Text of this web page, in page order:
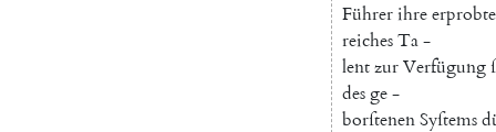
Führerihreerprobte
reichesTa-
lentzurVerfügung
desge-
borſtenenSyſtems